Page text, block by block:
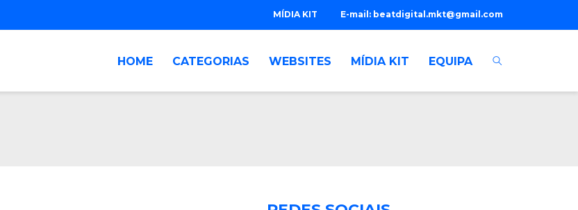
E-mail: beatdigital.mkt@gmail.com
MÍDIA KIT
HOME CATEGORIAS WEBSITES MÍDIA KIT EQUIPA